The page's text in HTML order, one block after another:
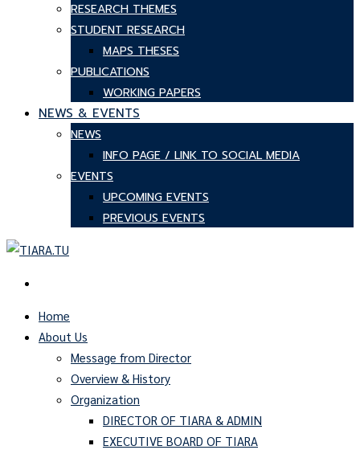
RESEARCH THEMES
STUDENT RESEARCH
MAPS THESES
PUBLICATIONS
WORKING PAPERS
NEWS & EVENTS
NEWS
INFO PAGE / LINK TO SOCIAL MEDIA
EVENTS
UPCOMING EVENTS
PREVIOUS EVENTS
Home
About Us
Message from Director
Overview & History
Organization
DIRECTOR OF TIARA & ADMIN
EXECUTIVE BOARD OF TIARA